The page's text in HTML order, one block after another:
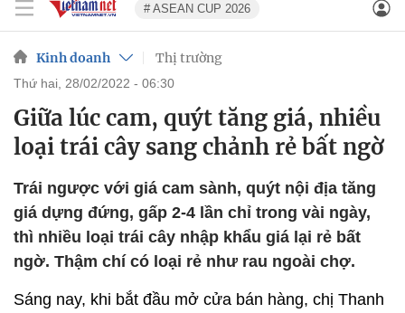
# ASEAN CUP 2026
Kinh doanh Thị trường
thứ hai, 28/02/2022 - 06:30
Giữa lúc cam, quýt tăng giá, nhiều
loại trái cây sang chảnh rẻ bất ngờ
Trái ngược với giá cam sành, quýt nội địa tăng
giá dựng đứng, gấp 2-4 lần chỉ trong vài ngày,
thì nhiều loại trái cây nhập khẩu giá lại rẻ bất
ngờ. Thậm chí có loại rẻ như rau ngoài chợ.
Sáng nay, khi bắt đầu mở cửa bán hàng, chị Thanh